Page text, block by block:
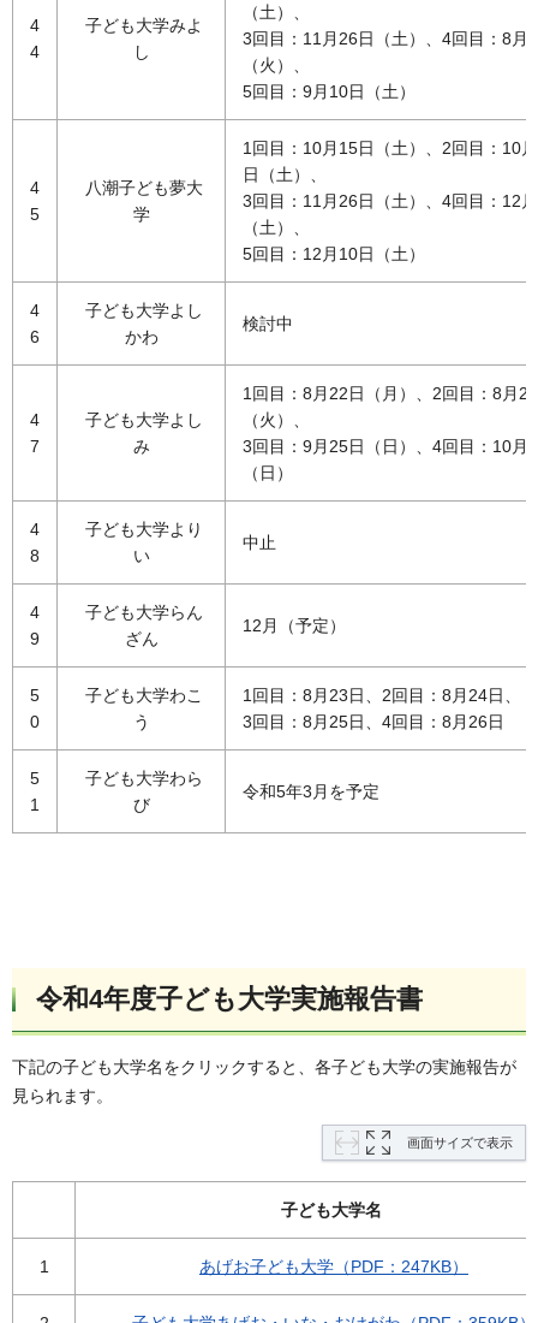
4
4
子ども大学みよ
し
（土）、
3回目：11月26日（土）、4回目：8月
（火）、
5回目：9月10日（土）
4
5
八潮子ども夢大
学
1回目：10月15日（土）、2回目：10
日（土）、
3回目：11月26日（土）、4回目：12
（土）、
5回目：12月10日（土）
4
6
子ども大学よし
かわ
検討中
4
7
子ども大学よし
み
1回目：8月22日（月）、2回目：8月
（火）、
3回目：9月25日（日）、4回目：10月
（日）
4
8
子ども大学より
い
中止
4
9
子ども大学らん
ざん
12月（予定）
5
0
子ども大学わこ
う
1回目：8月23日、2回目：8月24日、
3回目：8月25日、4回目：8月26日
5
1
子ども大学わら
び
令和5年3月を予定
令和4年度子ども大学実施報告書
下記の子ども大学名をクリックすると、各子ども大学の実施報告が
見られます。
画面サイズで表示
子ども大学名
1 あげお子ども大学（PDF：247KB）